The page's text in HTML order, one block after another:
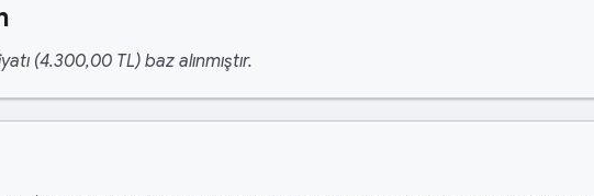
(4.300,00 TL) baz alınmıştır.